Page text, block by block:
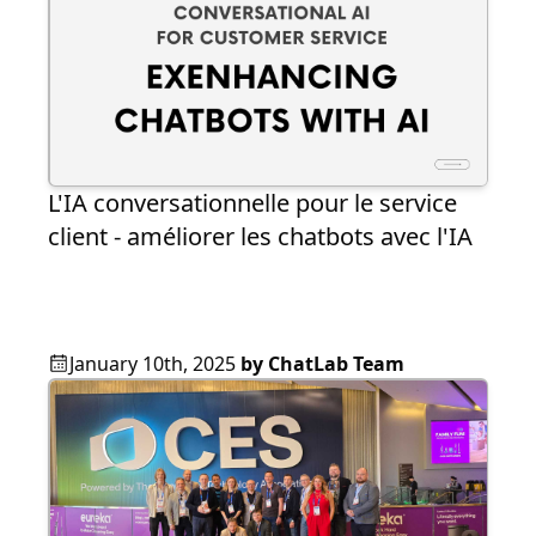
L'IA conversationnelle pour le service
client - améliorer les chatbots avec l'IA
January 10th, 2025 by ChatLab Team